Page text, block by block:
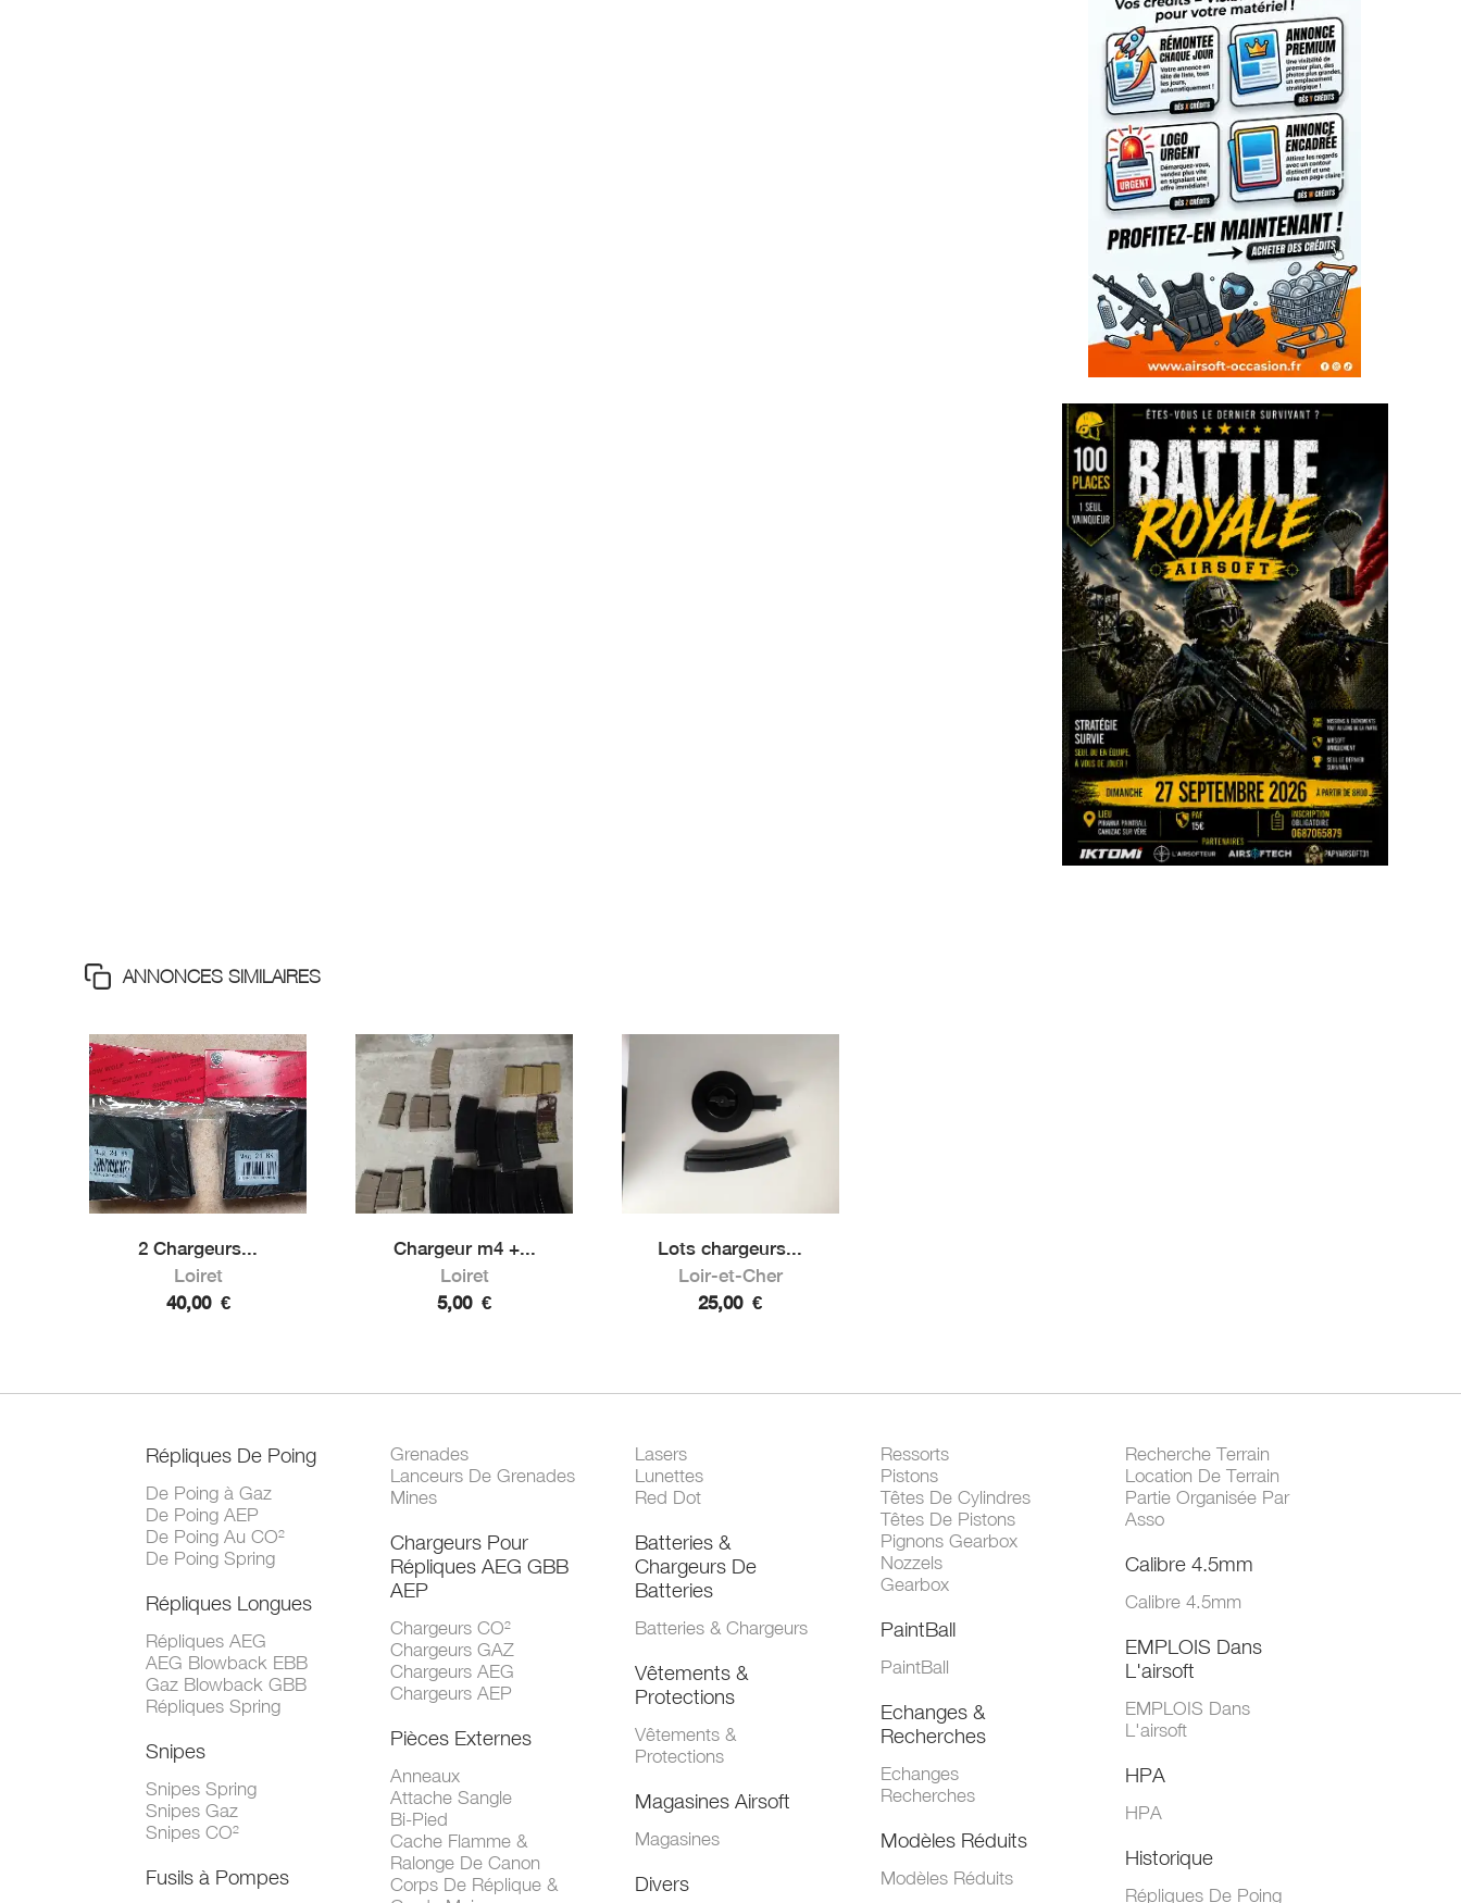
ANNONCES SIMILAIRES
2 Chargeurs...
Loiret
40,00 €
Chargeur m4 +...
Loiret
5,00 €
Lots chargeurs...
Loir-et-Cher
25,00 €
Répliques De Poing
De Poing à Gaz
De Poing AEP
De Poing Au CO²
De Poing Spring
Répliques Longues
Répliques AEG
AEG Blowback EBB
Gaz Blowback GBB
Répliques Spring
Snipes
Snipes Spring
Snipes Gaz
Snipes CO²
Fusils à Pompes
Grenades
Lanceurs De Grenades
Mines
Chargeurs Pour
Répliques AEG GBB
AEP
Chargeurs CO²
Chargeurs GAZ
Chargeurs AEG
Chargeurs AEP
Pièces Externes
Anneaux
Attache Sangle
Bi-Pied
Cache Flamme &
Ralonge De Canon
Corps De Réplique &
Lasers
Lunettes
Red Dot
Batteries &
Chargeurs De
Batteries
Batteries & Chargeurs
Vêtements &
Protections
Vêtements &
Protections
Magasines Airsoft
Magasines
Divers
Ressorts
Pistons
Têtes De Cylindres
Têtes De Pistons
Pignons Gearbox
Nozzels
Gearbox
PaintBall
PaintBall
Echanges &
Recherches
Echanges
Recherches
Modèles Réduits
Modèles Réduits
Recherche Terrain
Location De Terrain
Partie Organisée Par
Asso
Calibre 4.5mm
Calibre 4.5mm
EMPLOIS Dans
L'airsoft
EMPLOIS Dans
L'airsoft
HPA
HPA
Historique
Répliques De Poing